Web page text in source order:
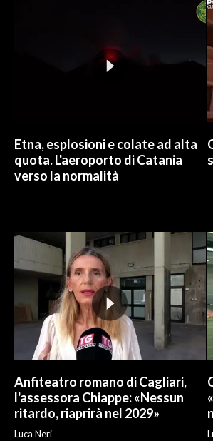
SPIAGGE
STORE
Etna, esplosioni e colate ad alta
quota. L'aeroporto di Catania
verso la normalità
Anfiteatro romano di Cagliari,
l'assessora Chiappe: «Nessun
ritardo, riaprirà nel 2029»
Luca Neri